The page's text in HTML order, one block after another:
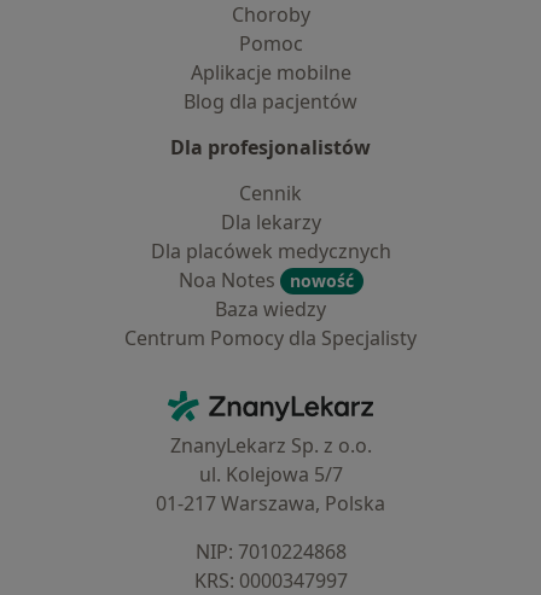
Choroby
Pomoc
Aplikacje mobilne
Blog dla pacjentów
Dla profesjonalistów
Cennik
Dla lekarzy
Dla placówek medycznych
Noa Notes
nowość
Baza wiedzy
Centrum Pomocy dla Specjalisty
ZnanyLekarz - Strona główna
ZnanyLekarz Sp. z o.o.
ul. Kolejowa 5/7
01-217 Warszawa, Polska
NIP: ⁠7010224868
KRS: ⁠0000347997